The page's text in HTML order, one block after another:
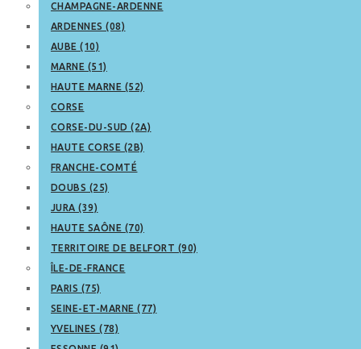
CHAMPAGNE-ARDENNE
ARDENNES (08)
AUBE (10)
MARNE (51)
HAUTE MARNE (52)
CORSE
CORSE-DU-SUD (2A)
HAUTE CORSE (2B)
FRANCHE-COMTÉ
DOUBS (25)
JURA (39)
HAUTE SAÔNE (70)
TERRITOIRE DE BELFORT (90)
ÎLE-DE-FRANCE
PARIS (75)
SEINE-ET-MARNE (77)
YVELINES (78)